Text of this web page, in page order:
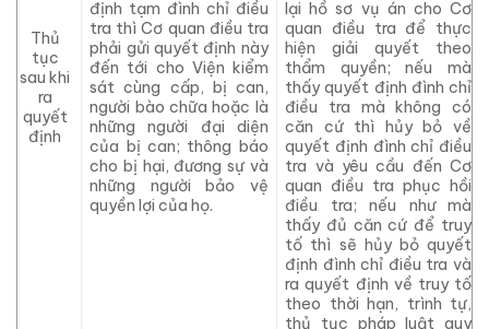
Thủ
tục
sau khi
ra
quyết
định
định tạm đình chỉ điều
tra thìCơ quan điều tra
phải gửi quyết định này
đến tới cho Viện kiểm
sát cùng cấp, bị can,
người bào chữa hoặc là
nhữngngười đại diện
của bị can; thông báo
cho bị hại, đương sự và
những người bảo vệ
quyền lợi của họ.
lại hồ sơ vụ án cho Cơ
quan điều tra để thực
hiệngiải quyết theo
thẩm quyền; nếu mà
thấy quyết định đình chỉ
điều tra mà không có
căn cứ thì hủy bỏ về
quyết định đình chỉ điều
tra và yêu cầu đến Cơ
quan điều tra phục hồi
điều tra; nếu như mà
thấy đủ căn cứ để truy
tố thì sẽ hủy bỏ quyết
định đình chỉ điều tra và
ra quyết định về truy tố
theo thời hạn, trình tự,
thủ tục phápluật quy